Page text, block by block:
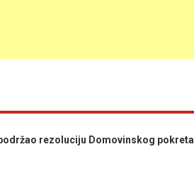
podržao rezoluciju Domovinskog pokreta